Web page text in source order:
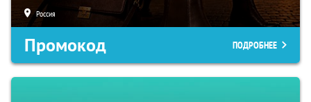
Россия
Промокод ПОДРОБНЕЕ